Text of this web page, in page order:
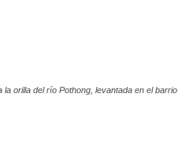
orilla del río Pothong, levantada en el barrio